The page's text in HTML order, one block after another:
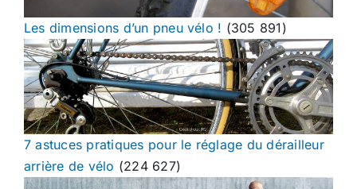
Les dimensions d’un pneu vélo ! (305 891)
7 astuces pratiques pour le réglage du dérailleur
arrière de vélo (224 627)